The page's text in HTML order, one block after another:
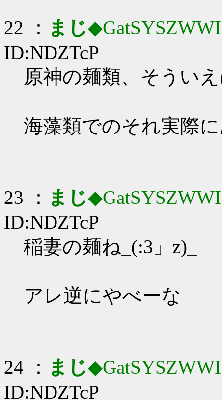
22 ： まじ◆GatSYSZWWI
ID:NDZTcP
原神の麺類、そうい
海藻類でのそれ実際
23 ： まじ◆GatSYSZWWI
ID:NDZTcP
稲妻の麺ね_(:3」z)_
アレ逆にやべーな
24 ： まじ◆GatSYSZWWI
ID:NDZTcP